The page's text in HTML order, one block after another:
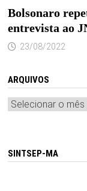
Bolsonaro
entrevista ao
23/08/2022
ARQUIVOS
Arquivos
SINTSEP-MA